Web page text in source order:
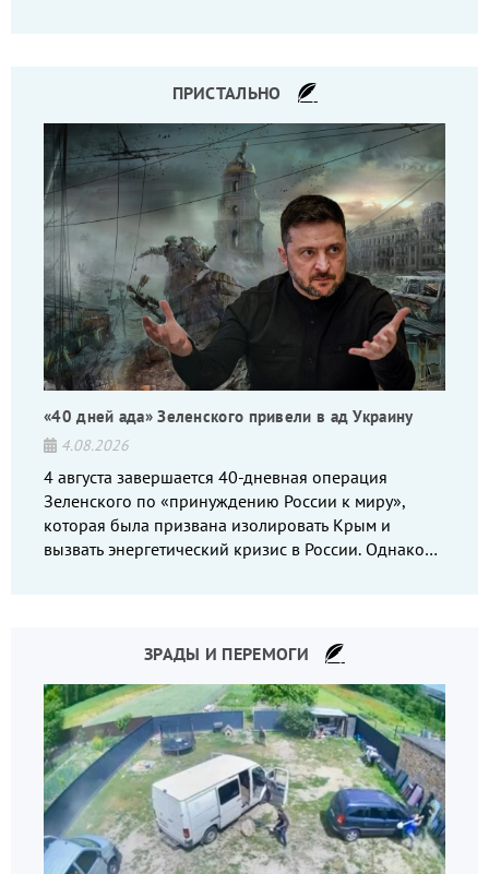
ПРИСТАЛЬНО
«40 дней ада» Зеленского привели в ад Украину
4.08.2026
4 августа завершается 40-дневная операция
Зеленского по «принуждению России к миру»,
которая была призвана изолировать Крым и
вызвать энергетический кризис в России. Однако
ЗРАДЫ И ПЕРЕМОГИ